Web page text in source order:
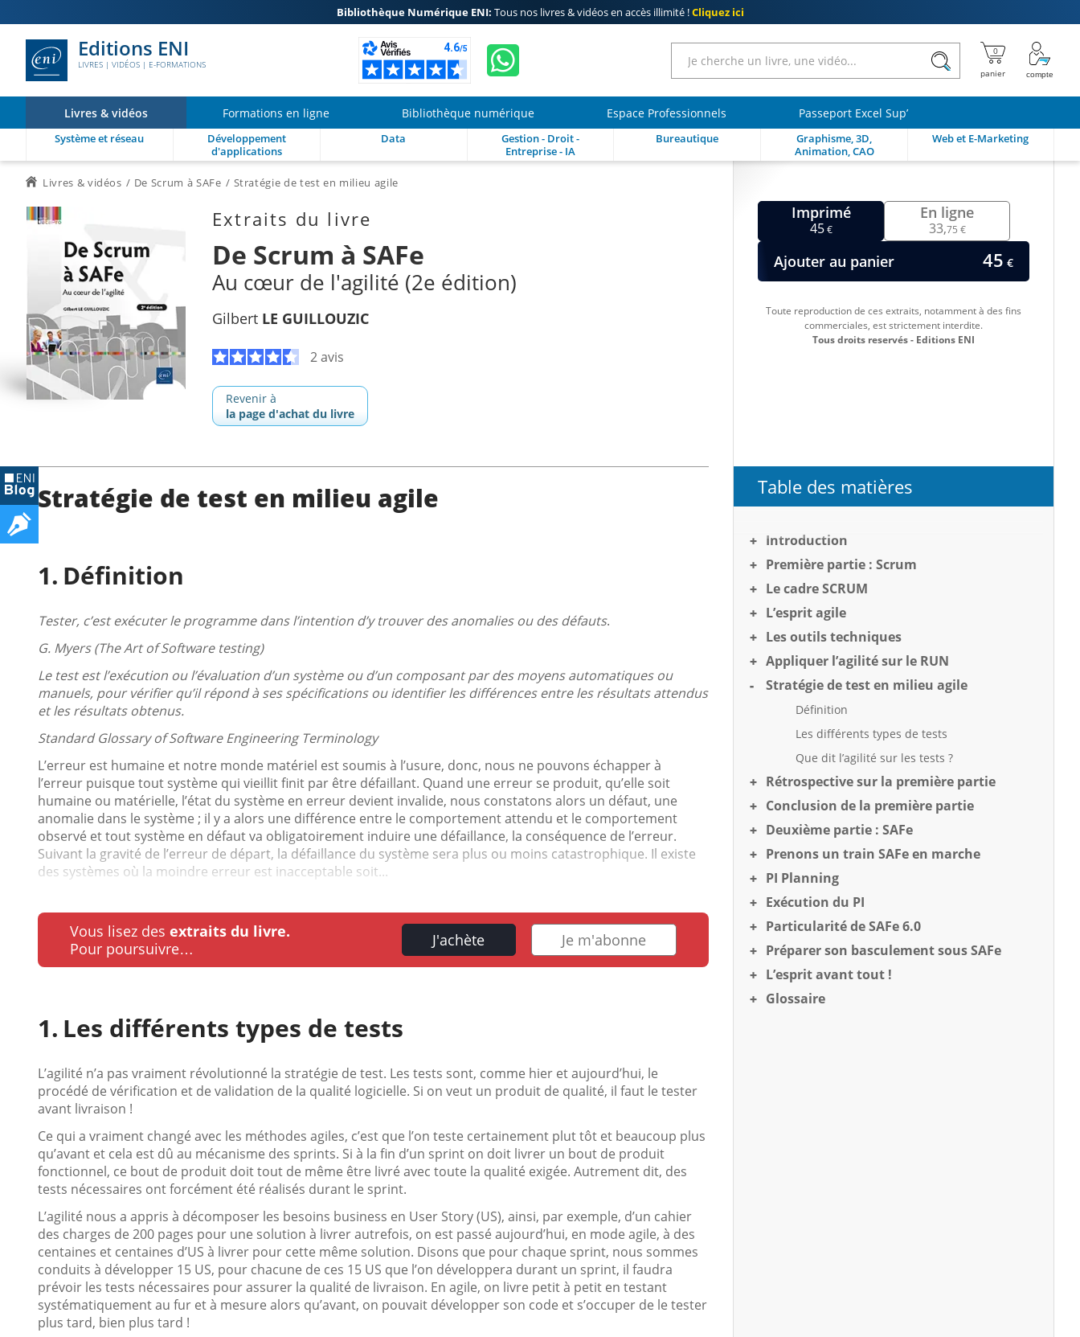
Bibliothèque Numérique ENI: Tous nos livres & vidéos en accès illimité !Cliquez ici
Editions ENI
LIVRES | VIDÉOS | E-FORMATIONS
Livres & vidéos Formations en ligne Bibliothèque numérique Espace Professionnels Passeport Excel Sup’
Système et réseau
Développement
d'applications
Data
Gestion - Droit -
Entreprise - IA
Bureautique
Graphisme, 3D,
Animation, CAO
Web et E-Marketing
Livres & vidéos De Scrum à SAFe Stratégie de test en milieu agile
Extraits du livre
De Scrum à SAFe
Au cœur de l'agilité (2e édition)
Gilbert LE GUILLOUZIC
2 avis
Revenir à
la page d'achat du livre
Imprimé
45€
En ligne
33,75 €
Ajouter au panier 45 €
Toute reproduction de ces extraits, notamment à des fins
commerciales, est strictement interdite.
Tous droits reservés - Editions ENI
Stratégie de test en milieu agile
Définition
Tester, c’est exécuter le programme dans l’intention d’y trouver des anomalies ou des défauts.
G. Myers (The Art of Software testing)
Le test est l’exécution ou l’évaluation d’un système ou d’un composant par des moyens automatiques ou
manuels, pour vérifier qu’il répond à ses spécifications ou identifier les différences entre les résultats attendus
et les résultats obtenus.
Standard Glossary of Software Engineering Terminology
L’erreur est humaine et notre monde matériel est soumis à l’usure, donc, nous ne pouvons échapper à
l’erreur puisque tout système qui vieillit finit par être défaillant. Quand une erreur se produit, qu’elle soit
humaine ou matérielle, l’état du système en erreur devient invalide, nous constatons alors un défaut, une
anomalie dans le système ; il y a alors une différence entre le comportement attendu et le comportement
observé et tout système en défaut va obligatoirement induire une défaillance, la conséquence de l’erreur.
Suivant la gravité de l’erreur de départ, la défaillance du système sera plus ou moins catastrophique. Il existe
des systèmes où la moindre erreur est inacceptable soit...
Vous lisez des extraits du livre.
Pour poursuivre…
J'achète Je m'abonne
Les différents types de tests
L’agilité n’a pas vraiment révolutionné la stratégie de test. Les tests sont, comme hier et aujourd’hui, le
procédé de vérification et de validation de la qualité logicielle. Si on veut un produit de qualité, il faut le tester
avant livraison !
Ce qui a vraiment changé avec les méthodes agiles, c’est que l’on teste certainement plut tôt et beaucoup plus
qu’avant et cela est dû au mécanisme des sprints. Si à la fin d’un sprint on doit livrer un bout de produit
fonctionnel, ce bout de produit doit tout de même être livré avec toute la qualité exigée. Autrement dit, des
tests nécessaires ont forcément été réalisés durant le sprint.
L’agilité nous a appris à décomposer les besoins business en User Story (US), ainsi, par exemple, d’un cahier
des charges de 200 pages pour une solution à livrer autrefois, on est passé aujourd’hui, en mode agile, à des
centaines et centaines d’US à livrer pour cette même solution. Disons que pour chaque sprint, nous sommes
conduits à développer 15 US, pour chacune de ces 15 US que l’on développera durant un sprint, il faudra
prévoir les tests nécessaires pour assurer la qualité de livraison. En agile, on livre petit à petit en testant
systématiquement au fur et à mesure alors qu’avant, on pouvait développer son code et s’occuper de le tester
plus tard, bien plus tard !
Table des matières
Introduction
Première partie : Scrum
Le cadre SCRUM
L’esprit agile
Les outils techniques
Appliquer l’agilité sur le RUN
Stratégie de test en milieu agile
Définition
Les différents types de tests
Que dit l’agilité sur les tests ?
Rétrospective sur la première partie
Conclusion de la première partie
Deuxième partie : SAFe
Prenons un train SAFe en marche
PI Planning
Exécution du PI
Particularité de SAFe 6.0
Préparer son basculement sous SAFe
L’esprit avant tout !
Glossaire